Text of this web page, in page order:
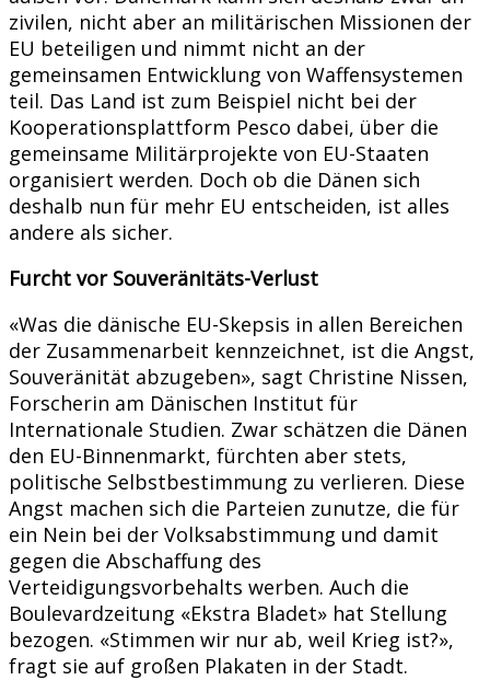
zivilen, nicht aber an militärischen Missionen der
EU beteiligen und nimmt nicht an der
gemeinsamen Entwicklung von Waffensystemen
teil. Das Land ist zum Beispiel nicht bei der
Kooperationsplattform Pesco dabei, über die
gemeinsame Militärprojekte von EU-Staaten
organisiert werden. Doch ob die Dänen sich
deshalb nun für mehr EU entscheiden, ist alles
andere als sicher.
Furcht vor Souveränitäts-Verlust
«Was die dänische EU-Skepsis in allen Bereichen
der Zusammenarbeit kennzeichnet, ist die Angst,
Souveränität abzugeben», sagt Christine Nissen,
Forscherin am Dänischen Institut für
Internationale Studien. Zwar schätzen die Dänen
den EU-Binnenmarkt, fürchten aber stets,
politische Selbstbestimmung zu verlieren. Diese
Angst machen sich die Parteien zunutze, die für
ein Nein bei der Volksabstimmung und damit
gegen die Abschaffung des
Verteidigungsvorbehalts werben. Auch die
Boulevardzeitung «Ekstra Bladet» hat Stellung
bezogen. «Stimmen wir nur ab, weil Krieg ist?»,
fragt sie auf großen Plakaten in der Stadt.